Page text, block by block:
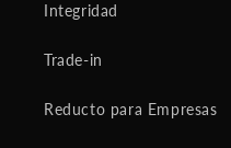
Integridad
Trade-in
Reducto para Empresas